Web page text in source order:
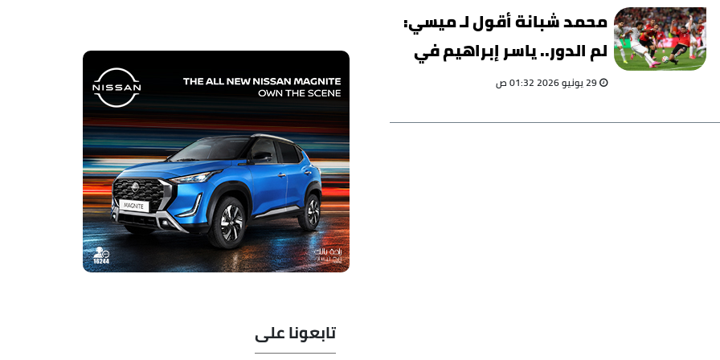
محمد شبانة أقول لـ ميسي:
لم الدور.. ياسر إبراهيم في
انتظارك
29 يونيو 2026 01:32 ص
تابعونا على